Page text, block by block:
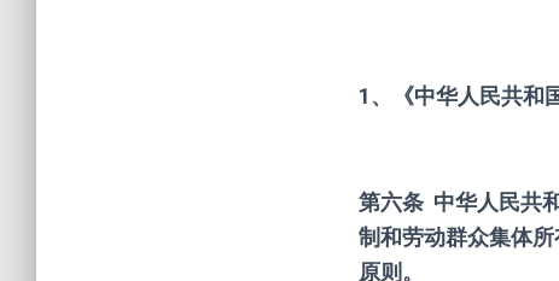
1、《中华人民共和
第六条 中华人民共
制和劳动群众集体
原则。